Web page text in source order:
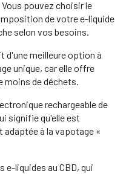
pouvez choisir le
de votre e-liquide
selon vos besoins.
d'une meilleure option à
unique, car elle offre
moins de déchets.
rechargeable de
signifie qu'elle est
à la vapotage «
e-liquides au CBD, qui